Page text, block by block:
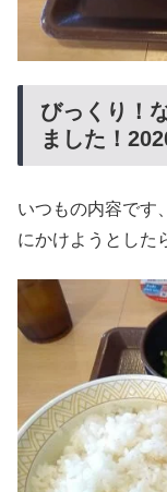
びっくり！
ました！
いつもの内容です
にかけようとした